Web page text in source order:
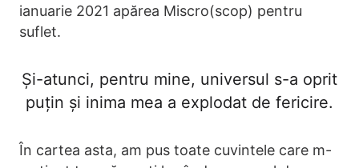
ianuarie 2021 apărea Miscro(scop) pentru
suflet.
Și-atunci, pentru mine, universul s-a oprit
puțin și inima mea a explodat de fericire.
În cartea asta, am pus toate cuvintele care m-